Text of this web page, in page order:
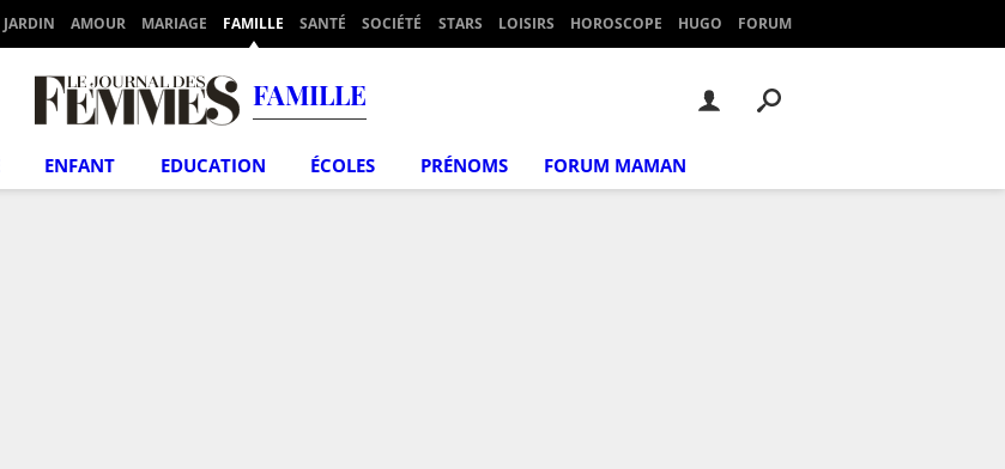
JARDIN AMOUR MARIAGE FAMILLE SANTÉ SOCIÉTÉ STARS LOISIRS HOROSCOPE HUGO FORUM
FAMILLE
ENFANT EDUCATION ÉCOLES PRÉNOMS FORUM MAMAN